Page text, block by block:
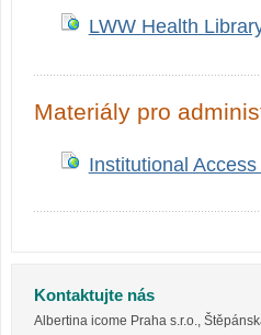
LWW Health
Materiály pro
Institutional
Kontaktujte nás
Albertina icome Praha s.r.o.,